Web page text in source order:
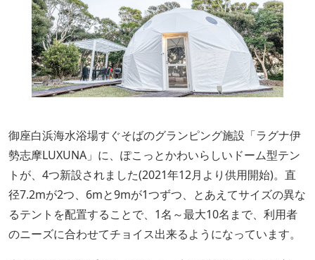
御座白浜海水浴場すぐそばのグランピング施設「ラグナ伊
勢志摩LUXUNA」に、ぽこっとかわいらしいドーム型テン
トが、4つ新設されました(2021年12月より供用開始)。直
径7.2mが2つ、6mと9mが1つずつ、とあえてサイズの異な
るテントを配置することで、1名～最大10名まで、利用者
のニーズに合わせてチョイス出来るようになっています。